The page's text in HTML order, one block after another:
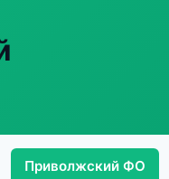
Приволжский ФО